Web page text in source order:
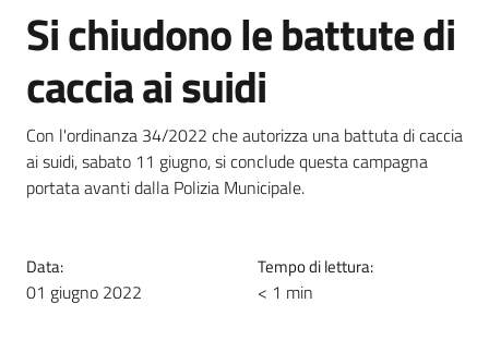
Si chiudono le battute di
caccia ai suidi
Con l'ordinanza 34/2022 che autorizza una battuta di caccia
ai suidi, sabato 11 giugno, si conclude questa campagna
portata avanti dalla Polizia Municipale.
Data:
01 giugno 2022
Tempo di lettura:
< 1 min